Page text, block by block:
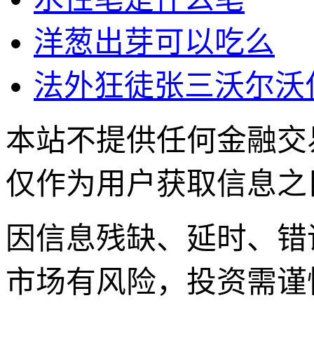
洋葱出芽可以吃么
法外狂徒张三沃尔沃
本站不提供任何金融
仅作为用户获取信息
因信息残缺、延时、
市场有风险，投资需